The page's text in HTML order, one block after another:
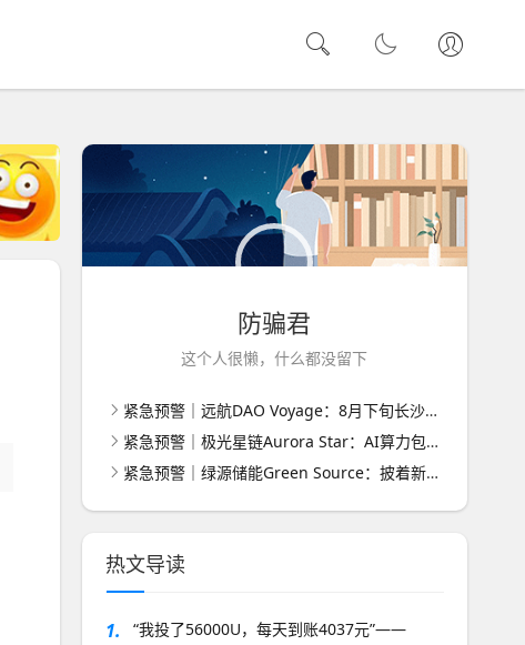
防骗君
这个人很懒，什么都没留下
紧急预警｜远航DAO Voyage：8月下旬长沙启动大会，旧盘团队平移，RWA+大宗商品包装——又是庞氏滚盘的老剧本
紧急预警｜极光星链Aurora Star：AI算力包装下的快盘骗局，认购即入坑
紧急预警｜绿源储能Green Source：披着新能源外衣的庞氏传销盘，8月千人大会就是收割信号
热文导读
1.
“我投了56000U，每天到账4037元”——